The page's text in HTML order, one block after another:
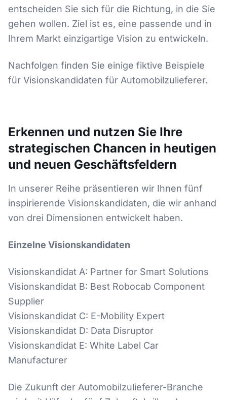
entscheiden Sie sich für die Richtung, in die Sie
gehen wollen. Ziel ist es, eine passende und in
Ihrem Markt einzigartige Vision zu entwickeln.
Nachfolgen finden Sie einige fiktive Beispiele
für Visionskandidaten für Automobilzulieferer.
Erkennen und nutzen Sie Ihre
strategischen Chancen in heutigen
und neuen Geschäftsfeldern
In unserer Reihe präsentieren wir Ihnen fünf
inspirierende Visionskandidaten, die wir anhand
von drei Dimensionen entwickelt haben.
Einzelne Visionskandidaten
Visionskandidat A: Partner for Smart Solutions
Visionskandidat B: Best Robocab Component
Supplier
Visionskandidat C: E-Mobility Expert
Visionskandidat D: Data Disruptor
Visionskandidat E: White Label Car
Manufacturer
Die Zukunft der Automobilzulieferer-Branche